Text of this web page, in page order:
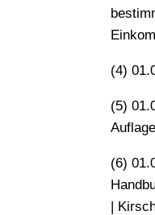
(4)
(5)
Auflage
(6)
|